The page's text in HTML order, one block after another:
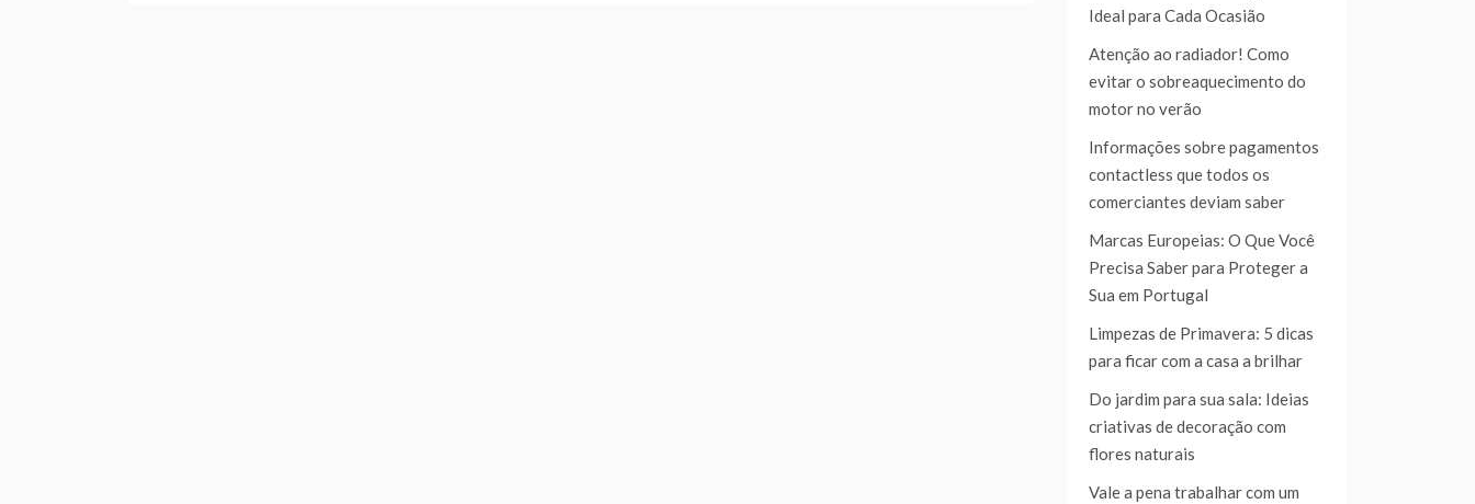
Ideal para Cada Ocasião
Atenção ao radiador! Como
evitar o sobreaquecimento do
motor no verão
Informações sobre pagamentos
contactless que todos os
comerciantes deviam saber
Marcas Europeias: O Que Você
Precisa Saber para Proteger a
Sua em Portugal
Limpezas de Primavera: 5 dicas
para ficar com a casa a brilhar
Do jardim para sua sala: Ideias
criativas de decoração com
flores naturais
Vale a pena trabalhar com um